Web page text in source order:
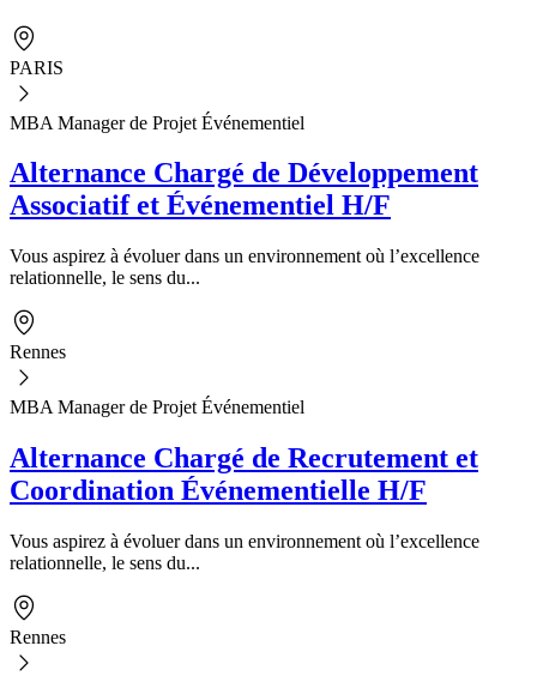
PARIS
MBA Manager de Projet Événementiel
Alternance Chargé de Développement
Associatif et Événementiel H/F
Vous aspirez à évoluer dans un environnement où l’excellence
relationnelle, le sens du...
Rennes
MBA Manager de Projet Événementiel
Alternance Chargé de Recrutement et
Coordination Événementielle H/F
Vous aspirez à évoluer dans un environnement où l’excellence
relationnelle, le sens du...
Rennes